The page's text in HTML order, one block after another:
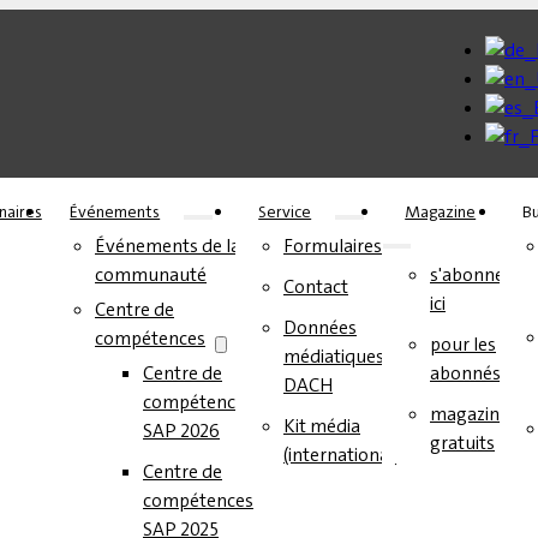
Événements
Événements de la
communauté
Centre de
compétences
Centre de
compétences
SAP 2026
Centre de
compétences
SAP 2025
Service
Formulaires
Contact
Données
médiatiques
DACH
Kit média
(international)
Magazine
s'abonner
ici
pour les
abonnés
magazines
gratuits